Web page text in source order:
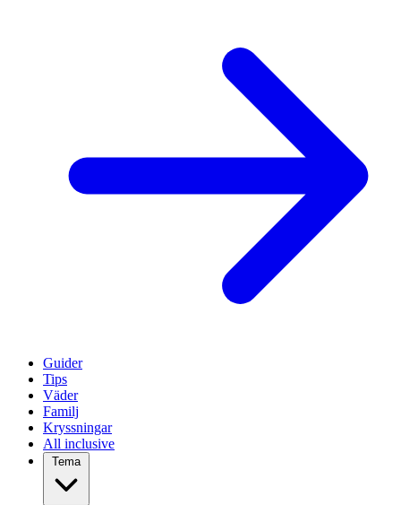
Guider
Tips
Väder
Familj
Kryssningar
All inclusive
Tema